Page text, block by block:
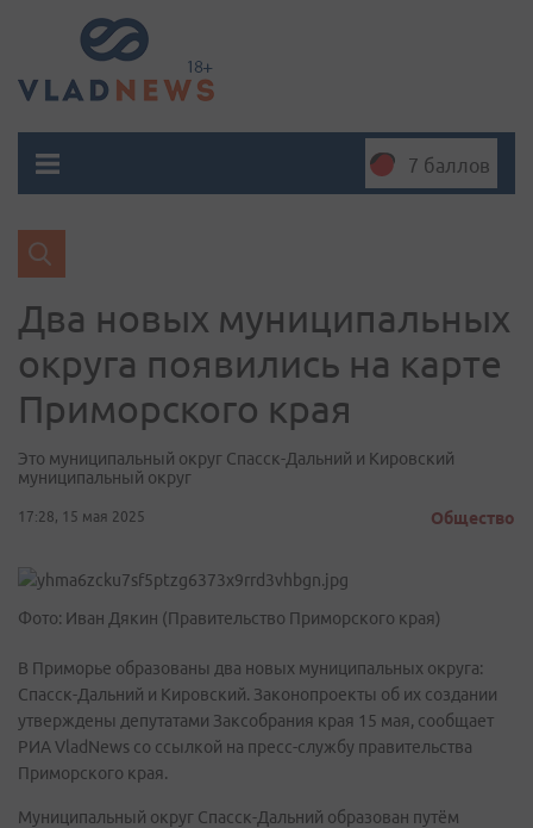
7 баллов
Два новых муниципальных
округа появились на карте
Приморского края
Это муниципальный округ Спасск-Дальний и Кировский
муниципальный округ
17:28, 15 мая 2025 Общество
Фото: Иван Дякин (Правительство Приморского края)
В Приморье образованы два новых муниципальных округа:
Спасск-Дальний и Кировский. Законопроекты об их создании
утверждены депутатами Заксобрания края 15 мая, сообщает
РИА VladNews со ссылкой на пресс-службу правительства
Приморского края.
Муниципальный округ Спасск-Дальний образован путём